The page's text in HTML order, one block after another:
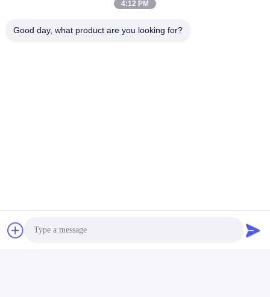
全体でより深く、よりオープンな協力を促進していきま
4:12 PM
Good day, what product are you looking for?